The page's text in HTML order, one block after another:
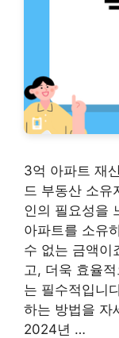
3억 아파트 재
드 부동산 소유
인의 필요성을
아파트를 소유
수 없는 금액이
고, 더욱 효율
는 필수적입니
하는 방법을 자
2024년 …